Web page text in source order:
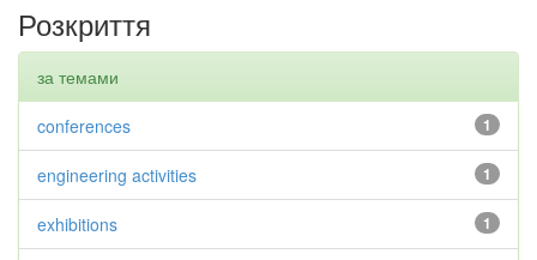
Розкриття
за темами
1
conferences
1
engineering activities
1
exhibitions